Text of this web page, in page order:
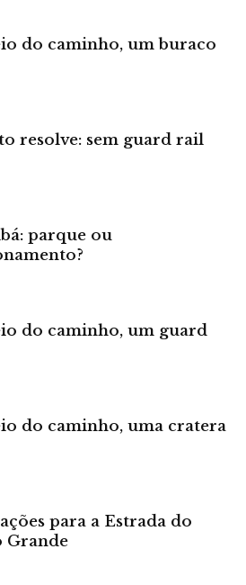
do caminho, um buraco
resolve: sem guard rail
parque ou
do caminho, um guard
do caminho, uma cratera
para a Estrada do